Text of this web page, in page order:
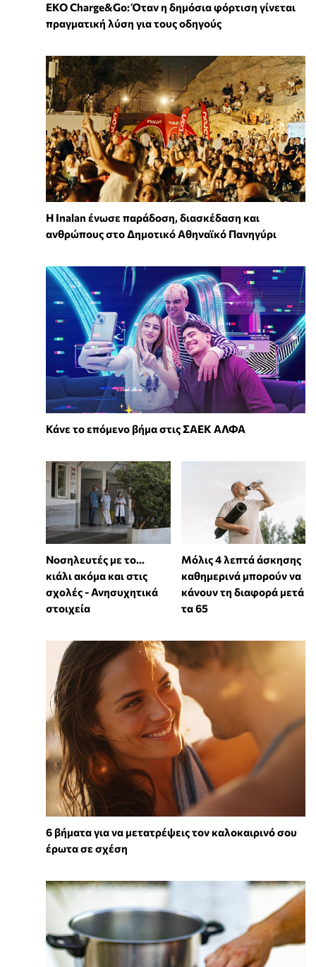
EKO Charge&Go: Όταν η δημόσια φόρτιση γίνεται
πραγματική λύση για τους οδηγούς
Η Inalan ένωσε παράδοση, διασκέδαση και
ανθρώπους στο Δημοτικό Αθηναϊκό Πανηγύρι
Κάνε το επόμενο βήμα στις ΣΑΕΚ ΑΛΦΑ
Νοσηλευτές με το...
κιάλι ακόμα και στις
σχολές - Ανησυχητικά
στοιχεία
Μόλις 4 λεπτά άσκησης
καθημερινά μπορούν να
κάνουν τη διαφορά μετά
τα 65
6 βήματα για να μετατρέψεις τον καλοκαιρινό σου
έρωτα σε σχέση